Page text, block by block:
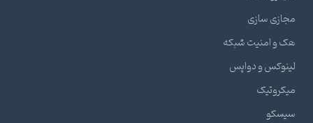
مجازی سازی
هک و امنیت شبکه
لینوکس و دواپس
میکروتیک
سیسکو